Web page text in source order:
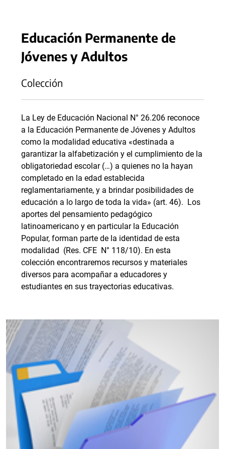
Educación Permanente de
Jóvenes y Adultos
Colección
La Ley de Educación Nacional N° 26.206 reconoce
a la Educación Permanente de Jóvenes y Adultos
como la modalidad educativa «destinada a
garantizar la alfabetización y el cumplimiento de la
obligatoriedad escolar (…) a quienes no la hayan
completado en la edad establecida
reglamentariamente, y a brindar posibilidades de
educación a lo largo de toda la vida» (art. 46). Los
aportes del pensamiento pedagógico
latinoamericano y en particular la Educación
Popular, forman parte de la identidad de esta
modalidad (Res. CFE N° 118/10). En esta
colección encontraremos recursos y materiales
diversos para acompañar a educadores y
estudiantes en sus trayectorias educativas.